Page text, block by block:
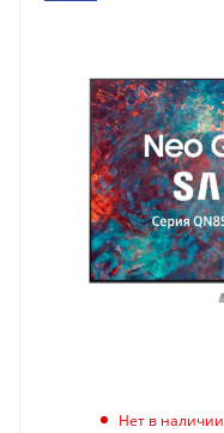
Нет в наличии